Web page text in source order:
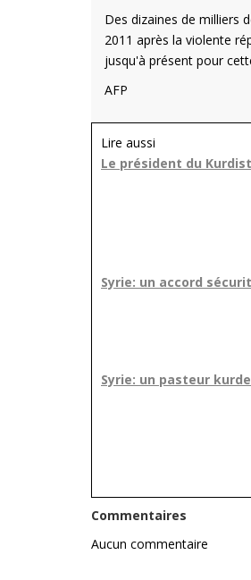
Des dizaines de milliers
2011 après la violente
jusqu'à présent pour
AFP
Lire aussi
Le président du
Syrie: un accord
Syrie: un pasteur
Commentaires
Aucun commentaire